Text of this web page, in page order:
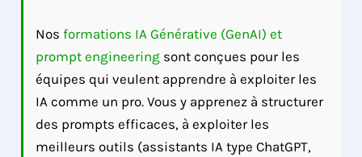
Nosformations IA Générative (GenAI) et
prompt engineering sont conçues pour les
équipes qui veulent apprendre à exploiter les
IA comme un pro. Vous y apprenez à structurer
des prompts efficaces, à exploiter les
meilleurs outils (assistants IA type ChatGPT,